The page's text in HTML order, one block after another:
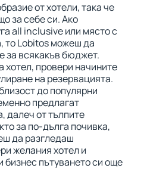
от хотели, така че
за себе си. Ако
all inclusive или място с
то Lobitos можеш да
за всякакъв бюджет.
хотел, провери начините
на резервацията.
до популярни
предлагат
далеч от тълпите
за по-дълга почивка,
да разгледаш
желания хотел и
бизнес пътуването си още